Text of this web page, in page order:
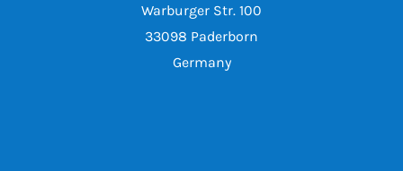
Warburger Str. 100
33098 Paderborn
Germany